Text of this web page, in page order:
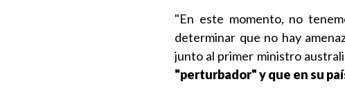
"En este momento, no
determinar que no hay
junto al primer ministro
"perturbador" y que en su